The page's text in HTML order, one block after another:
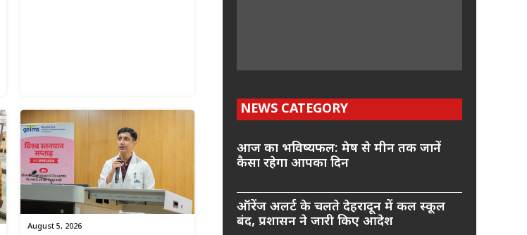
August 5, 2026
NEWS CATEGORY
आज का भविष्यफल: मेष से मीन तक जानें
कैसा रहेगा आपका दिन
ऑरेंज अलर्ट के चलते देहरादून में कल स्कूल
बंद, प्रशासन ने जारी किए आदेश